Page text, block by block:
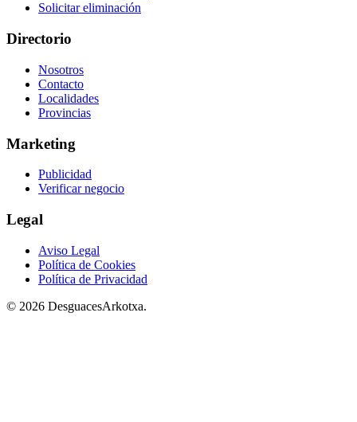
Solicitar eliminación
Directorio
Nosotros
Contacto
Localidades
Provincias
Marketing
Publicidad
Verificar negocio
Legal
Aviso Legal
Política de Cookies
Política de Privacidad
© 2026 DesguacesArkotxa.